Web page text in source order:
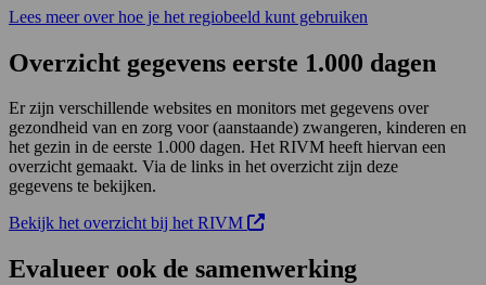
Lees meer over hoe je het regiobeeld kunt gebruiken
Overzicht gegevens eerste 1.000 dagen
Er zijn verschillende websites en monitors met gegevens over
gezondheid van en zorg voor (aanstaande) zwangeren, kinderen en
het gezin in de eerste 1.000 dagen. Het RIVM heeft hiervan een
overzicht gemaakt. Via de links in het overzicht zijn deze
gegevens te bekijken.
Bekijk het overzicht bij het RIVMOpens in new tab:
Deze link opent in een nieuw
Evalueer ook de samenwerking